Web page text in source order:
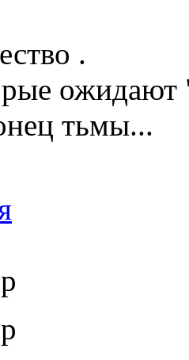
.
ожидают
тьмы...